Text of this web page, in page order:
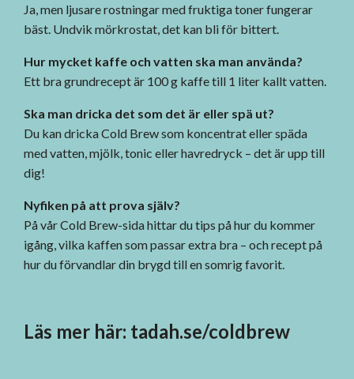
Ja, men ljusare rostningar med fruktiga toner fungerar
bäst. Undvik mörkrostat, det kan bli för bittert.
Hur mycket kaffe och vatten ska man använda?
Ett bra grundrecept är 100 g kaffe till 1 liter kallt vatten.
Ska man dricka det som det är eller spä ut?
Du kan dricka Cold Brew som koncentrat eller späda
med vatten, mjölk, tonic eller havredryck – det är upp till
dig!
Nyfiken på att prova själv?
På vår Cold Brew-sida hittar du tips på hur du kommer
igång, vilka kaffen som passar extra bra – och recept på
hur du förvandlar din brygd till en somrig favorit.
Läs mer här: tadah.se/coldbrew